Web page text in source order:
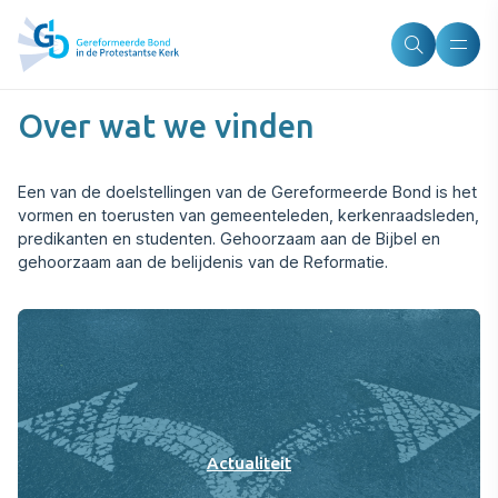
Over wat we vinden
Een van de doelstellingen van de Gereformeerde Bond is het
vormen en toerusten van gemeenteleden, kerkenraadsleden,
predikanten en studenten. Gehoorzaam aan de Bijbel en
gehoorzaam aan de belijdenis van de Reformatie.
Actualiteit